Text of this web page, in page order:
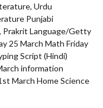
Urdu
Punjabi
Prakrit Language/Getty
25 March Math Friday
Script (Hindi)
information
March Home Science